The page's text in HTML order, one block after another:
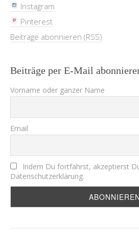
Instagram
Pinterest
Beiträge abonnieren (RSS)
Beiträge per E-Mail
Vorname oder ganzer Name
Email
Indem Du fortfährst, akzeptierst
Datenschutzerklärung.